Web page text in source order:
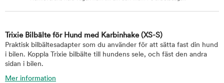
Trixie Bilbälte för Hund med Karbinhake (XS-S)
Praktisk bilbältesadapter som du använder för att sätta fast din hund
i bilen. Koppla Trixie bilbälte till hundens sele, och fäst den andra
sidan i bilen.
Mer information